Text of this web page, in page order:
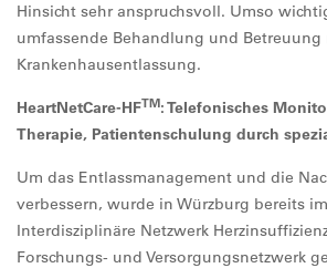
Hinsicht sehr anspruchsvoll. Umso
umfassende Behandlung und Betreuung
Krankenhausentlassung.
HeartNetCare-HFTM: Telefonisches
Therapie, Patientenschulung durch
Um das Entlassmanagement und die
verbessern, wurde in Würzburg bereits
Interdisziplinäre Netzwerk
Forschungs- und Versorgungsnetzwerk